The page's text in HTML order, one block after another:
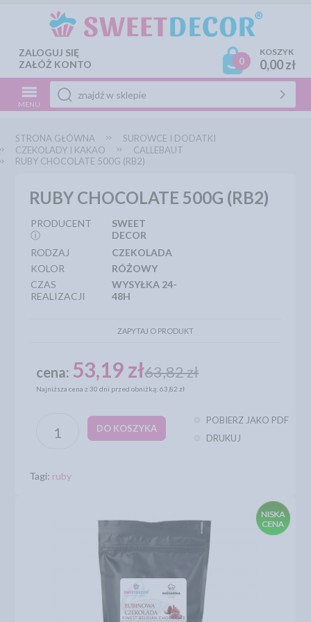
ZALOGUJ SIĘ
ZAŁÓŻ KONTO
0
KOSZYK
0,00 zł
MENU
STRONA GŁÓWNA
SUROWCE I DODATKI
CZEKOLADY I KAKAO
CALLEBAUT
RUBY CHOCOLATE 500G (RB2)
RUBY CHOCOLATE 500G (RB2)
PRODUCENT
ⓘ
SWEET
DECOR
RODZAJ
CZEKOLADA
KOLOR
RÓŻOWY
CZAS
REALIZACJI
WYSYŁKA 24-
48H
ZAPYTAJ O PRODUKT
cena: 53,19 zł63,82 zł
Najniższa cena z 30 dni przed obniżką: 63,82 zł
DO KOSZYKA
POBIERZ JAKO PDF
DRUKUJ
Tagi: ruby